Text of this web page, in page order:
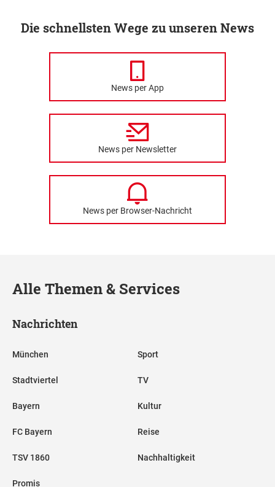
Die schnellsten Wege zu unseren News
News per App
News per Newsletter
News per Browser-Nachricht
Alle Themen & Services
Nachrichten
München
Stadtviertel
Bayern
FC Bayern
TSV 1860
Promis
Sport
TV
Kultur
Reise
Nachhaltigkeit